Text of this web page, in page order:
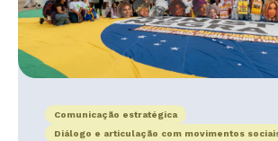
Comunicação estratégica
Diálogo e articulação com movimentos